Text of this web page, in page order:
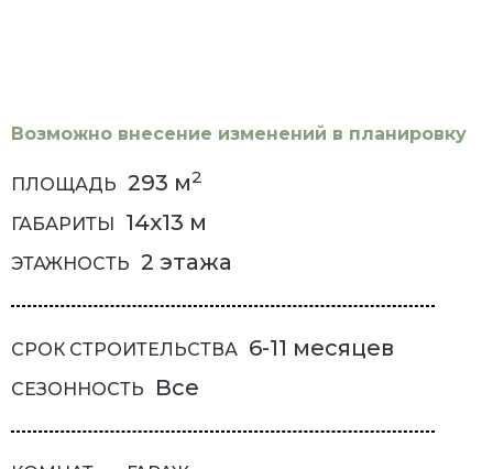
Возможно внесение изменений в планировку
ПЛОЩАДЬ 293 м2
ГАБАРИТЫ 14x13 м
ЭТАЖНОСТЬ 2 этажа
СРОК СТРОИТЕЛЬСТВА 6-11 месяцев
СЕЗОННОСТЬ Все